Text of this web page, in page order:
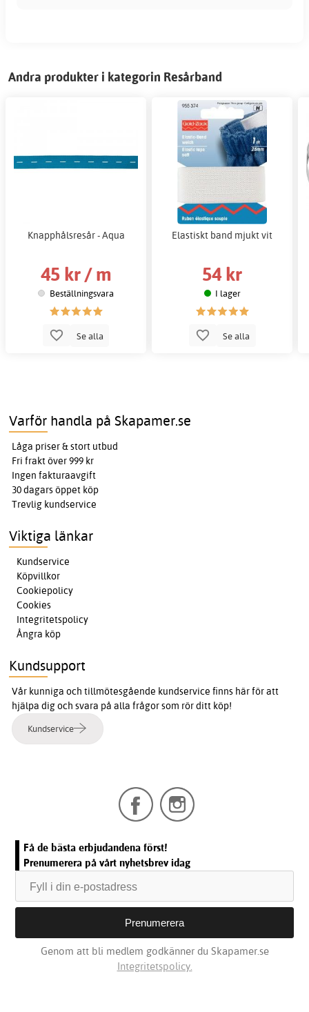
Andra produkter i kategorin Resårband
Knapphålsresår - Aqua
45 kr / m
Beställningsvara
Se alla
Elastiskt band mjukt vit
54 kr
I lager
Se alla
Varför handla på Skapamer.se
Låga priser & stort utbud
Fri frakt över 999 kr
Ingen fakturaavgift
30 dagars öppet köp
Trevlig kundservice
Viktiga länkar
Kundservice
Köpvillkor
Cookiepolicy
Cookies
Integritetspolicy
Ångra köp
Kundsupport
Vår kunniga och tillmötesgående kundservice finns här för att
hjälpa dig och svara på alla frågor som rör ditt köp!
Kundservice
Få de bästa erbjudandena först!
Prenumerera på vårt nyhetsbrev idag
Genom att bli medlem godkänner du Skapamer.se
Integritetspolicy.